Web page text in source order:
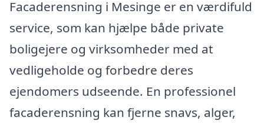
Facaderensning i Mesinge er en værdifuld
service, som kan hjælpe både private
boligejere og virksomheder med at
vedligeholde og forbedre deres
ejendomers udseende. En professionel
facaderensning kan fjerne snavs, alger,